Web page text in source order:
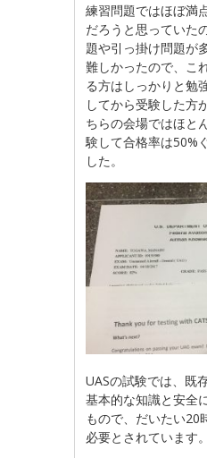
練習問題ではほぼ満
だろうと思っていた
題や引っ掛け問題が
難しかったので、こ
る方はしっかりと勉
してから受験した方
ちらの会場ではほと
験して合格率は50%
した。
UASの試験では、既
基本的な知識と安全
もので、だいたい20
必要とされています。